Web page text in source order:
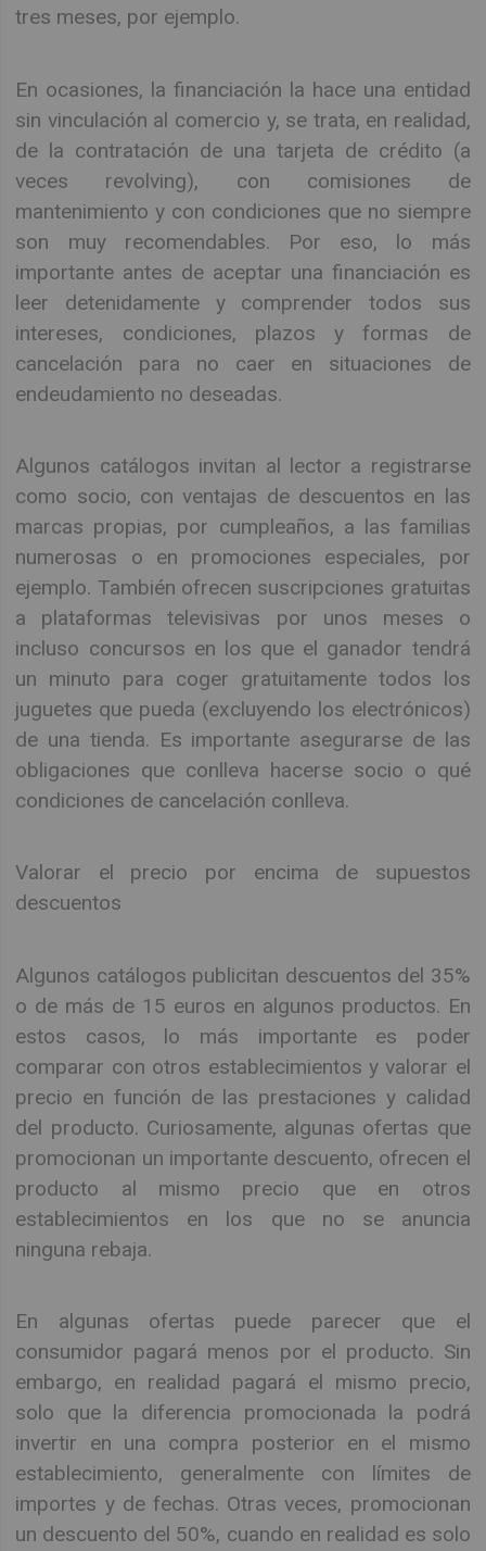
tres meses, por ejemplo.
En ocasiones, la financiación la hace una entidad
sin vinculación al comercio y, se trata, en realidad,
de la contratación de una tarjeta de crédito (a
veces revolving), con comisiones de
mantenimiento y con condiciones que no siempre
son muy recomendables. Por eso, lo más
importante antes de aceptar una financiación es
leer detenidamente y comprender todos sus
intereses, condiciones, plazos y formas de
cancelación para no caer en situaciones de
endeudamiento no deseadas.
Algunos catálogos invitan al lector a registrarse
como socio, con ventajas de descuentos en las
marcas propias, por cumpleaños, a las familias
numerosas o en promociones especiales, por
ejemplo. También ofrecen suscripciones gratuitas
a plataformas televisivas por unos meses o
incluso concursos en los que el ganador tendrá
un minuto para coger gratuitamente todos los
juguetes que pueda (excluyendo los electrónicos)
de una tienda. Es importante asegurarse de las
obligaciones que conlleva hacerse socio o qué
condiciones de cancelación conlleva.
Valorar el precio por encima de supuestos
descuentos
Algunos catálogos publicitan descuentos del 35%
o de más de 15 euros en algunos productos. En
estos casos, lo más importante es poder
comparar con otros establecimientos y valorar el
precio en función de las prestaciones y calidad
del producto. Curiosamente, algunas ofertas que
promocionan un importante descuento, ofrecen el
producto al mismo precio que en otros
establecimientos en los que no se anuncia
ninguna rebaja.
En algunas ofertas puede parecer que el
consumidor pagará menos por el producto. Sin
embargo, en realidad pagará el mismo precio,
solo que la diferencia promocionada la podrá
invertir en una compra posterior en el mismo
establecimiento, generalmente con límites de
importes y de fechas. Otras veces, promocionan
un descuento del 50%, cuando en realidad es solo